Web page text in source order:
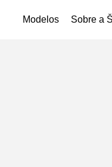
Modelos Sobre a